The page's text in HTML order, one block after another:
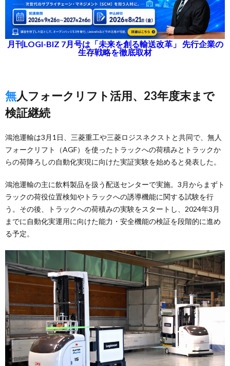
月刊LOGI-BIZ 7月号は「未来を創る輸送改革」 先行企業の
生存戦略を徹底取材
無人フォークリフト活用、23年度末まで
検証継続
鴻池運輸は3月1日、三菱重工や三菱ロジスネクストと共同で、無人
フォークリフト（AGF）を使ったトラックへの荷積みとトラックか
らの荷降ろしの自動化実現に向けた実証実験を始めると発表した。
鴻池運輸の主に飲料製品を扱う配送センターで実施。3月からまずト
ラックの荷役位置検知やトラックへの誘導機能に関する試験を行
う。その後、トラックへの荷積みの実験をスタートし、2024年3月
までに自動化実運用に向けた能力・安全機能の検証を段階的に進め
る予定。